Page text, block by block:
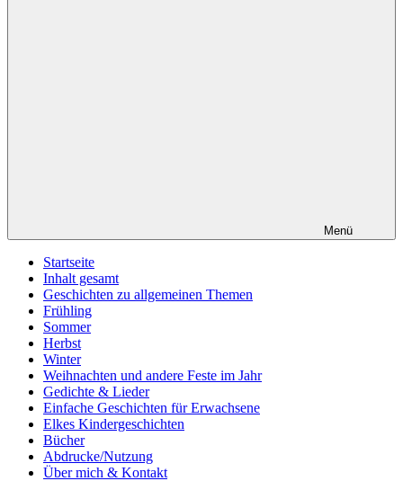
Menü
Startseite
Inhalt gesamt
Geschichten zu allgemeinen Themen
Frühling
Sommer
Herbst
Winter
Weihnachten und andere Feste im Jahr
Gedichte & Lieder
Einfache Geschichten für Erwachsene
Elkes Kindergeschichten
Bücher
Abdrucke/Nutzung
Über mich & Kontakt